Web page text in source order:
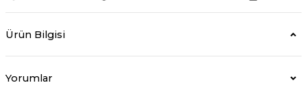
Ürün Bilgisi
Yorumlar